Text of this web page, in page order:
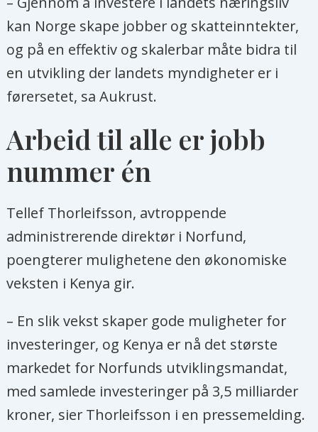
kan Norge skape jobber og skatteinntekter,
og på en effektiv og skalerbar måte bidra til
en utvikling der landets myndigheter er i
førersetet, sa Aukrust.
Arbeid til alle er jobb
nummer én
Tellef Thorleifsson, avtroppende
administrerende direktør i Norfund,
poengterer mulighetene den økonomiske
veksten i Kenya gir.
– En slik vekst skaper gode muligheter for
investeringer, og Kenya er nå det største
markedet for Norfunds utviklingsmandat,
med samlede investeringer på 3,5 milliarder
kroner, sier Thorleifsson i en pressemelding.